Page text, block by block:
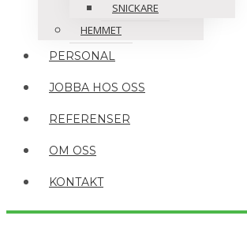
SNICKARE
HEMMET
PERSONAL
JOBBA HOS OSS
REFERENSER
OM OSS
KONTAKT